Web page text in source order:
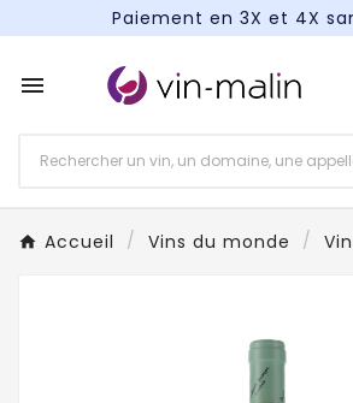
Paiement en 3X et 4X
Paiement en 3X et 4X

Accueil Vins du monde